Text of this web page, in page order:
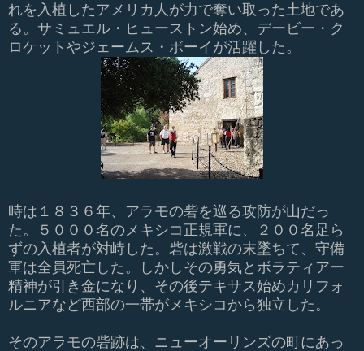
れを入植したアメリカ人が力で奪い取った土地であ
る。サミュエル・ヒューストン始め、デービー・ク
ロケットやジェームス・ボーイが活躍した。
時は１８３６年、アラモの砦を巡る攻防が山だっ
た。５０００名のメキシコ正規軍に、２００名足ら
ずの入植者が対峙した。砦は激戦の末墜ちて、守備
軍は全員死亡した。しかしその勇気とボラティアー
精神が引き金になり、その後テキサス始めカリフォ
ルニアなど西部の一帯がメキシコから独立した。
そのアラモの砦跡は、ニューオーリンズの町にあっ